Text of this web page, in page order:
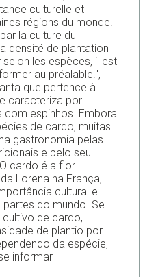
culturelle et
régions du monde.
la culture du
densité de plantation
les espèces, il est
au préalable.",
que pertence à
caracteriza por
com espinhos. Embora
de cardo, muitas
gastronomia pelas
e pelo seu
cardo é a flor
Lorena na França,
cultural e
do mundo. Se
de cardo,
de plantio por
da espécie,
informar